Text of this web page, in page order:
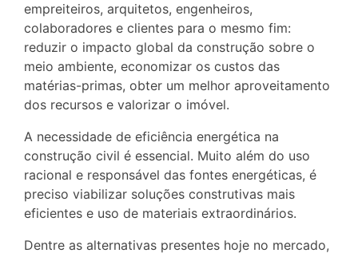
empreiteiros, arquitetos, engenheiros,
colaboradores e clientes para o mesmo fim:
reduzir o impacto global da construção sobre o
meio ambiente, economizar os custos das
matérias-primas, obter um melhor aproveitamento
dos recursos e valorizar o imóvel.
A necessidade de eficiência energética na
construção civil é essencial. Muito além do uso
racional e responsável das fontes energéticas, é
preciso viabilizar soluções construtivas mais
eficientes e uso de materiais extraordinários.
Dentre as alternativas presentes hoje no mercado,